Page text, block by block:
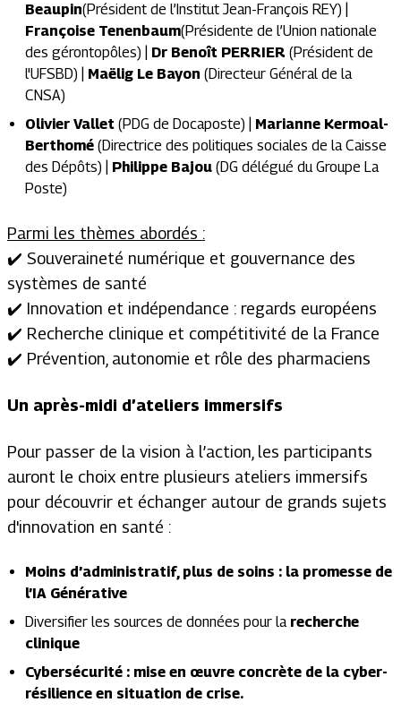
Beaupin(Président de l’Institut Jean-François REY) |
Françoise Tenenbaum(Présidente de l’Union nationale
des gérontopôles) | Dr Benoît PERRIER (Président de
l'UFSBD) | Maëlig Le Bayon (Directeur Général de la
CNSA)
Olivier Vallet (PDG de Docaposte) | Marianne Kermoal-
Berthomé (Directrice des politiques sociales de la Caisse
des Dépôts) |
Philippe Bajou (DG délégué du Groupe La
Poste)
Parmi les thèmes abordés :
✔️ Souveraineté numérique et gouvernance des
systèmes de santé
✔️ Innovation et indépendance : regards européens
✔️ Recherche clinique et compétitivité de la France
✔️ Prévention, autonomie et rôle des pharmaciens
Un après-midi d’ateliers immersifs
Pour passer de la vision à l’action, les participants
auront le choix entre plusieurs ateliers immersifs
pour découvrir et échanger autour de grands sujets
d'innovation en santé :
Moins d’administratif, plus de soins : la promesse de
l’IA Générative
Diversifier les sources de données pour la recherche
clinique
Cybersécurité : mise en œuvre concrète de la cyber-
résilience en situation de crise.